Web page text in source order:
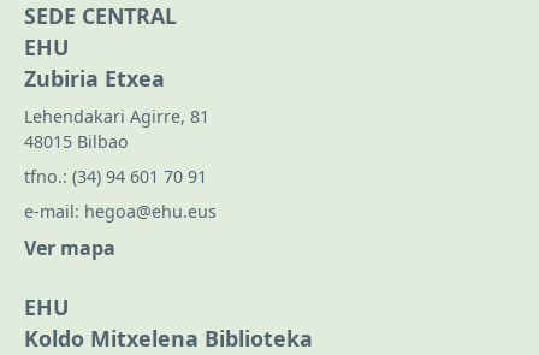
SEDE CENTRAL
EHU
Zubiria Etxea
Lehendakari Agirre, 81
48015 Bilbao
tfno.: (34) 94 601 70 91
e-mail: hegoa@ehu.eus
Ver mapa
EHU
Koldo Mitxelena Biblioteka